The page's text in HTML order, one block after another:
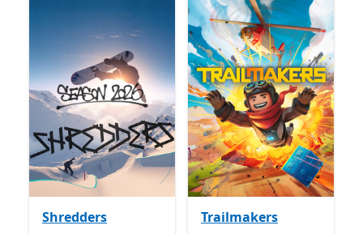
Shredders
Trailmakers